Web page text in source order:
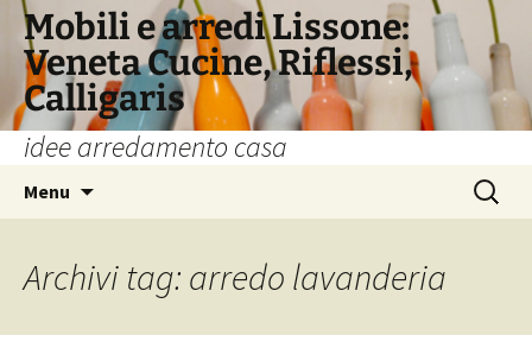
Vai
contenuto
Mobili e arredi Lissone:
Veneta Cucine, Riflessi,
Calligaris
idee arredamento casa
Menu
Ricerca
per:
Archivi tag: arredo lavanderia